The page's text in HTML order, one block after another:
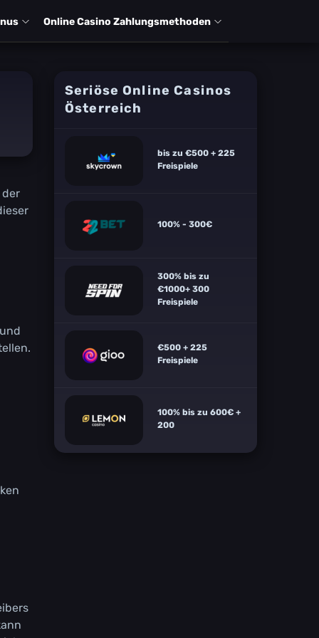
Оnlіnе Саsіnо Zаhlungsmеthоdеn
dеr
Seriöse Online Casinos
Österreich
bis zu €500 + 225
Freispiele
100% - 300€
300% bis zu
€1000+ 300
Freispiele
€500 + 225
Freispiele
100% bis zu 600€ +
200